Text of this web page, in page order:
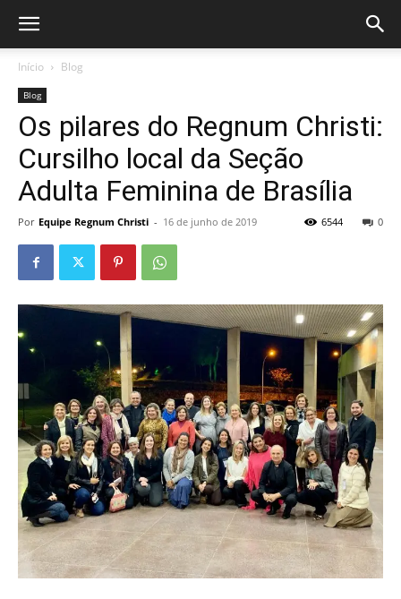
Início Blog
Blog
Os pilares do Regnum Christi:
Cursilho local da Seção
Adulta Feminina de Brasília
Por Equipe Regnum Christi - 16 de junho de 2019 0
6544